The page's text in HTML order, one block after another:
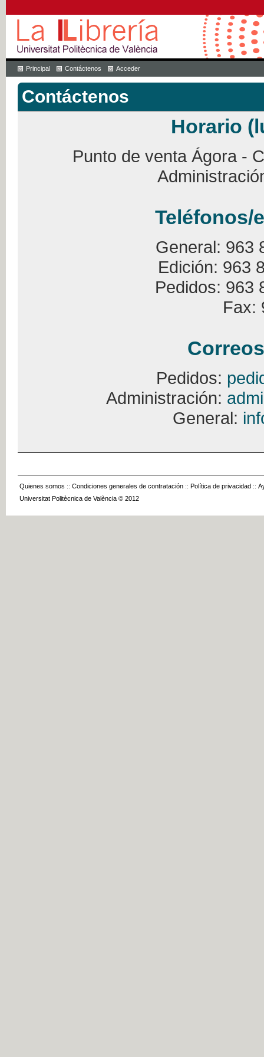
Principal Contáctenos Acceder
Contáctenos
Horario
Punto de venta Ágora -
Teléfonos/
General: 963
Edición: 963
Pedidos: 963
Fax:
Pedidos:
Administración:
General:
Quienes somos :: Condiciones generales de contratación :: Política de privacidad ::
Universitat Politècnica de València © 2012